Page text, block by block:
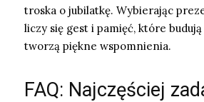
troska o jubilatkę. Wybierając
liczy się gest i pamięć, które
tworzą piękne wspomnienia.
FAQ: Najczęściej